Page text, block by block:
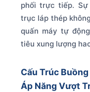
phối trực tiếp.
trục láp thép
quấn máy tự
tiêu xung lượng
Cấu Trúc
Áp Năng Vượt